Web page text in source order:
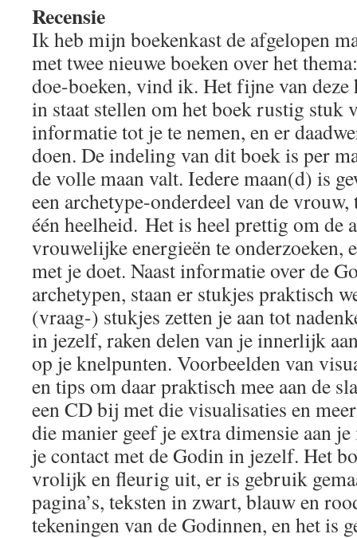
Recensie
Ik heb mijn boekenkast de afgelopen
met twee nieuwe boeken over het
doe-boeken, vind ik. Het fijne van deze
in staat stellen om het boek rustig stuk
informatie tot je te nemen, en er
doen. De indeling van dit boek is per
de volle maan valt. Iedere maan(d) is
een archetype-onderdeel van de
één heelheid. Het is heel prettig om de
vrouwelijke energieën te onderzoeken,
met je doet. Naast informatie over de
archetypen, staan er stukjes praktisch
(vraag-) stukjes zetten je aan tot
in jezelf, raken delen van je innerlijk
op je knelpunten. Voorbeelden van
en tips om daar praktisch mee aan de
een CD bij met die visualisaties en
die manier geef je extra dimensie aan
je contact met de Godin in jezelf. Het
vrolijk en fleurig uit, er is gebruik
pagina’s, teksten in zwart, blauw en
tekeningen van de Godinnen, en het is